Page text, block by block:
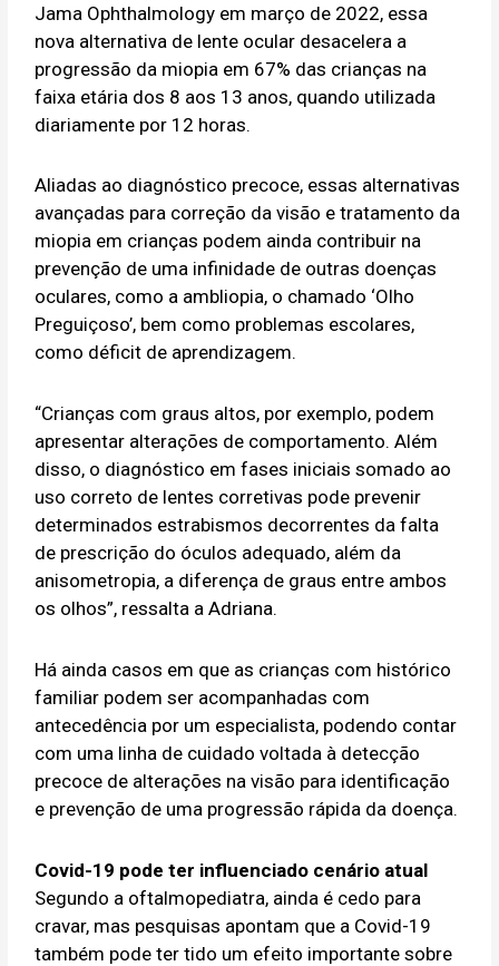
Jama Ophthalmology em março de 2022, essa
nova alternativa de lente ocular desacelera a
progressão da miopia em 67% das crianças na
faixa etária dos 8 aos 13 anos, quando utilizada
diariamente por 12 horas.
Aliadas ao diagnóstico precoce, essas alternativas
avançadas para correção da visão e tratamento da
miopia em crianças podem ainda contribuir na
prevenção de uma infinidade de outras doenças
oculares, como a ambliopia, o chamado ‘Olho
Preguiçoso’, bem como problemas escolares,
como déficit de aprendizagem.
“Crianças com graus altos, por exemplo, podem
apresentar alterações de comportamento. Além
disso, o diagnóstico em fases iniciais somado ao
uso correto de lentes corretivas pode prevenir
determinados estrabismos decorrentes da falta
de prescrição do óculos adequado, além da
anisometropia, a diferença de graus entre ambos
os olhos”, ressalta a Adriana.
Há ainda casos em que as crianças com histórico
familiar podem ser acompanhadas com
antecedência por um especialista, podendo contar
com uma linha de cuidado voltada à detecção
precoce de alterações na visão para identificação
e prevenção de uma progressão rápida da doença.
Covid-19 pode ter influenciado cenário atual
Segundo a oftalmopediatra, ainda é cedo para
cravar, mas pesquisas apontam que a Covid-19
também pode ter tido um efeito importante sobre